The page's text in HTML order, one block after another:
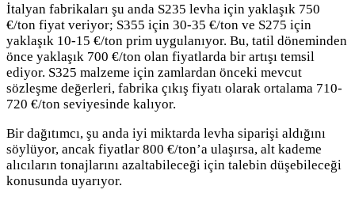
İtalyan fabrikaları şu anda S235 levha için yaklaşık 750
€/ton fiyat veriyor; S355 için 30-35 €/ton ve S275 için
yaklaşık 10-15 €/ton prim uygulanıyor. Bu, tatil döneminden
önce yaklaşık 700 €/ton olan fiyatlarda bir artışı temsil
ediyor. S325 malzeme için zamlardan önceki mevcut
sözleşme değerleri, fabrika çıkış fiyatı olarak ortalama 710-
720 €/ton seviyesinde kalıyor.
Bir dağıtımcı, şu anda iyi miktarda levha siparişi aldığını
söylüyor, ancak fiyatlar 800 €/ton’a ulaşırsa, alt kademe
alıcıların tonajlarını azaltabileceği için talebin düşebileceği
konusunda uyarıyor.